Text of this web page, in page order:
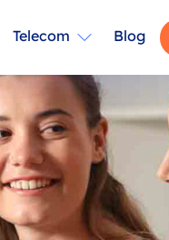
Telecom Blog